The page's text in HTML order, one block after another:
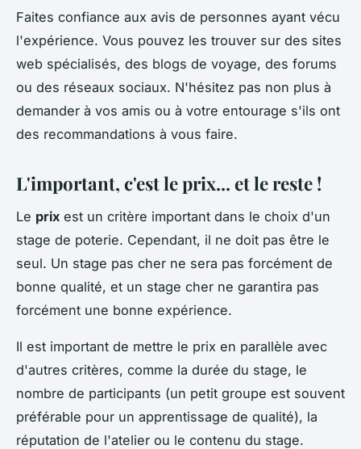
Faites confiance aux avis de personnes ayant vécu
l'expérience. Vous pouvez les trouver sur des sites
web spécialisés, des blogs de voyage, des forums
ou des réseaux sociaux. N'hésitez pas non plus à
demander à vos amis ou à votre entourage s'ils ont
des recommandations à vous faire.
L'important, c'est le prix... et le reste !
Le prix est un critère important dans le choix d'un
stage de poterie. Cependant, il ne doit pas être le
seul. Un stage pas cher ne sera pas forcément de
bonne qualité, et un stage cher ne garantira pas
forcément une bonne expérience.
Il est important de mettre le prix en parallèle avec
d'autres critères, comme la durée du stage, le
nombre de participants (un petit groupe est souvent
préférable pour un apprentissage de qualité), la
réputation de l'atelier ou le contenu du stage.